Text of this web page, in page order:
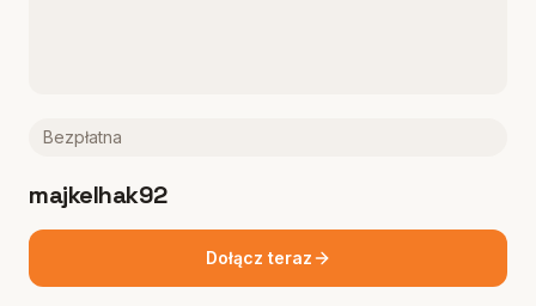
Bezpłatna
majkelhak92
Dołącz teraz